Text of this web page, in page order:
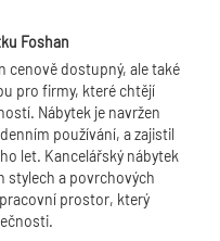
Foshan
cenově dostupný, ale také
pro firmy, které chtějí
Nábytek je navržen
používání, a zajistil
let. Kancelářský nábytek
stylech a povrchových
prostor, který